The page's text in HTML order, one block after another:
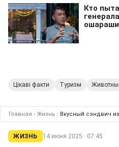
Цікаві факти Туризм
Главная › Жизнь › Вкусный сэндвич
ЖИЗНЬ 14 июня 2025 · 07:45